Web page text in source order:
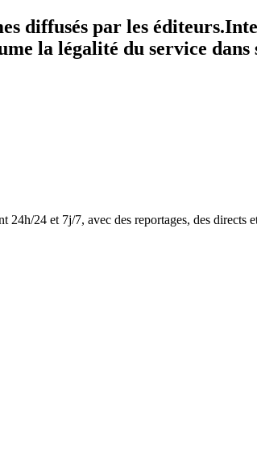
diffusés par les
la légalité du service dans
24 et 7j/7, avec des reportages, des directs